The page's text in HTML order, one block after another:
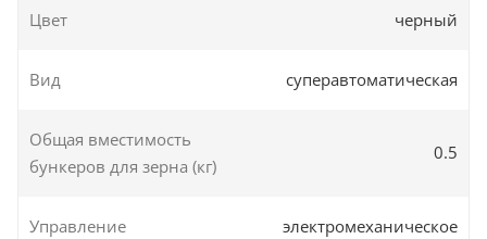
Цвет черный
Вид суперавтоматическая
Общая вместимость
бункеров для зерна (кг)
0.5
Управление электромеханическое